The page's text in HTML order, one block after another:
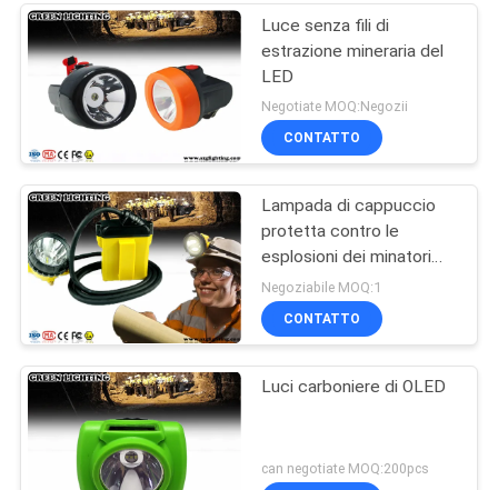
Luce senza fili di
estrazione mineraria del
LED
Negotiate MOQ:Negozii
CONTATTO
Lampada di cappuccio
protetta contro le
esplosioni dei minatori
IP68
Negoziabile MOQ:1
CONTATTO
Luci carboniere di OLED
can negotiate MOQ:200pcs